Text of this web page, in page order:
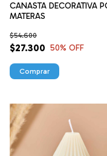
CANASTA DECORATIVA
MATERAS
$27.300
$54.600
50% OFF